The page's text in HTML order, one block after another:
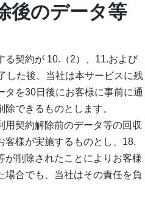
後のデータ等
る契約が 10.（2）、11.および
した後、当社は本サービスに残
タを30日後にお客様に事前に通
できるものとします。
用契約解除前のデータ等の回収
客様が実施するものとし、18.
が削除されたことによりお客様
場合でも、当社はその責任を負